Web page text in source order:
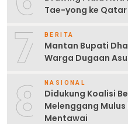
Tae-yong ke Qatar
7 BERITA
Mantan Bupati
Warga Dugaan
8 NASIONAL
Didukung Koalisi
Melenggang
Mentawai